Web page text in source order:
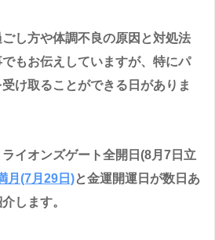
し方や体調不良の原因と対処法
もお伝えしていますが、特にパ
け取ることができる日がありま
イオンズゲート全開日(8月7日立
月(7月29日)と金運開運日が数日あ
します。